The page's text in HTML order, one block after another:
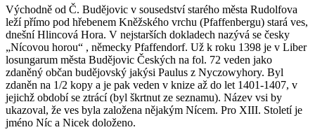
Východně od Č. Budějovic v sousedství starého města Rudolfova
leží přímo pod hřebenem Kněžského vrchu (Pfaffenbergu) stará ves,
dnešní Hlincová Hora. V nejstarších dokladech nazývá se česky
„Nícovou horou“ , německy Pfaffendorf. Už k roku 1398 je v Liber
losungarum města Budějovic Českých na fol. 72 veden jako
zdaněný občan budějovský jakýsi Paulus z Nyczowyhory. Byl
zdaněn na 1/2 kopy a je pak veden v knize až do let 1401-1407, v
jejichž období se ztrácí (byl škrtnut ze seznamu). Název vsi by
ukazoval, že ves byla založena nějakým Nícem. Pro XIII. Století je
jméno Níc a Nicek doloženo.